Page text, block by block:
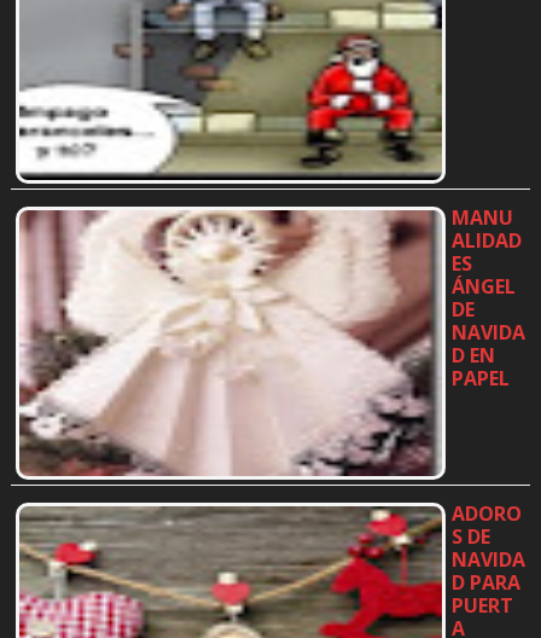
MANU
ALIDAD
ES
ÁNGEL
DE
NAVIDA
D EN
PAPEL
ADORO
S DE
NAVIDA
D PARA
PUERT
A